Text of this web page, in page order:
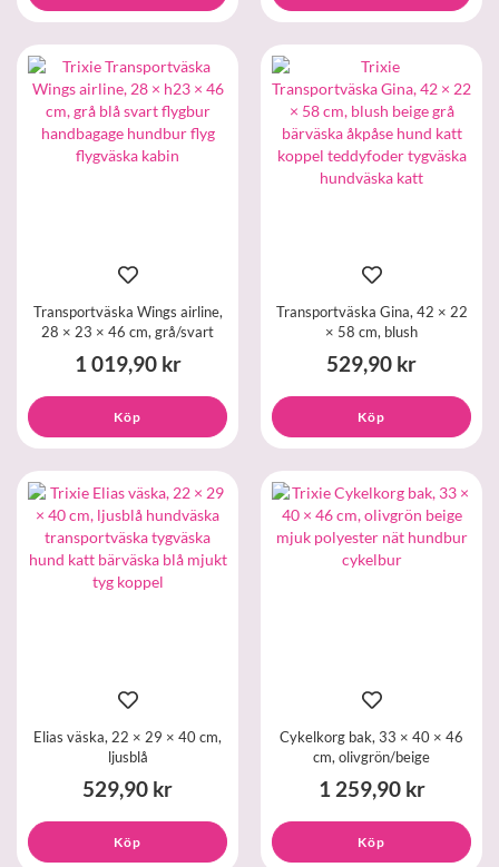
Transportväska Wings airline,
28 × 23 × 46 cm, grå/svart
1 019,90 kr
Köp
Transportväska Gina, 42 × 22
× 58 cm, blush
529,90 kr
Köp
Elias väska, 22 × 29 × 40 cm,
ljusblå
529,90 kr
Köp
Cykelkorg bak, 33 × 40 × 46
cm, olivgrön/beige
1 259,90 kr
Köp